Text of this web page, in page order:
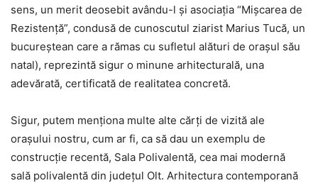
sens, un merit deosebit avându-l şi asociaţia “Mişcarea de
Rezistenţă”, condusă de cunoscutul ziarist Marius Tucă, un
bucureştean care a rămas cu sufletul alături de oraşul său
natal), reprezintă sigur o minune arhitecturală, una
adevărată, certificată de realitatea concretă.
Sigur, putem menţiona multe alte cărţi de vizită ale
oraşului nostru, cum ar fi, ca să dau un exemplu de
construcţie recentă, Sala Polivalentă, cea mai modernă
sală polivalentă din judeţul Olt. Arhitectura contemporană